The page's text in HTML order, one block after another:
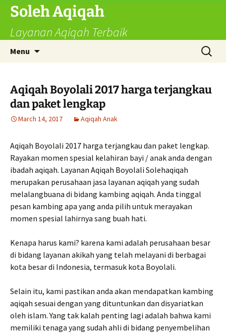
Skip
content
Soleh Aqiqah
Layanan Aqiqah Terbaik
Menu
Search
for:
Aqiqah Boyolali 2017 harga terjangkau
dan paket lengkap
March 14, 2017 Aqiqah Anak
Aqiqah Boyolali 2017 harga terjangkau dan paket lengkap.
Rayakan momen spesial kelahiran bayi / anak anda dengan
ibadah aqiqah. Layanan Aqiqah Boyolali Solehaqiqah
merupakan perusahaan jasa layanan aqiqah yang sudah
melalangbuana di bidang kambing aqiqah. Anda tinggal
pesan kambing apa yang anda pilih untuk merayakan
momen spesial lahirnya sang buah hati.
Kenapa harus kami? karena kami adalah perusahaan besar
di bidang layanan akikah yang telah melayani di berbagai
kota besar di Indonesia, termasuk kota Boyolali.
Selain itu, kami pastikan anda akan mendapatkan kambing
aqiqah sesuai dengan yang dituntunkan dan disyariatkan
oleh islam. Yang tak kalah penting lagi adalah bahwa kami
memiliki tenaga yang sudah ahli di bidang penyembelihan